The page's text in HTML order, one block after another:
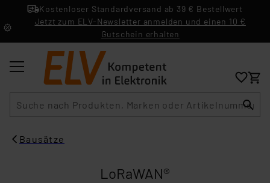
Kostenloser Standardversand ab 39 € Bestellwert
Jetzt zum ELV-Newsletter anmelden und einen 10 €
Gutschein erhalten
Bausätze
LoRaWAN®